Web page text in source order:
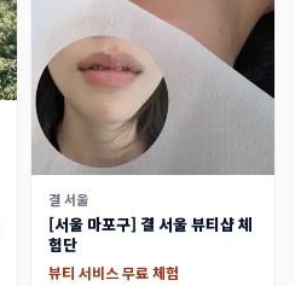
결 서울
[서울 마포구] 결 서울 뷰티샵 체
험단
뷰티 서비스 무료 체험